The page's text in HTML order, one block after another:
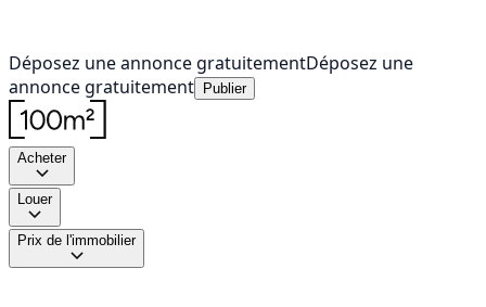
Déposez une annonce gratuitementDéposez une
annonce gratuitement
Publier
Acheter
Louer
Prix de l'immobilier